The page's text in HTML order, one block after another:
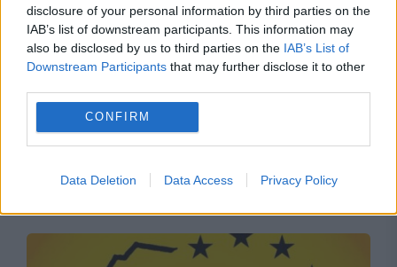
disclosure of your personal information by third parties on the
IAB’s list of downstream participants. This information may
also be disclosed by us to third parties on the IAB’s List of
Downstream Participants that may further disclose it to other
CONFIRM
Data Deletion Data Access Privacy Policy
POLITICA
Sorin Grindeanu: Parlamentul a evitat
deblocat 16,7 miliarde din SAFE